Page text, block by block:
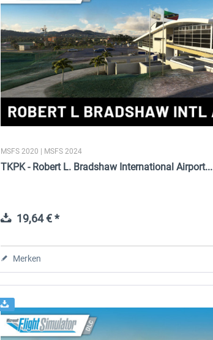
MSFS 2020 | MSFS 2024
TKPK - Robert L. Bradshaw International Airport...
19,64 € *
Merken